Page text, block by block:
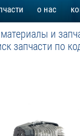
о нас
и
запчасти по